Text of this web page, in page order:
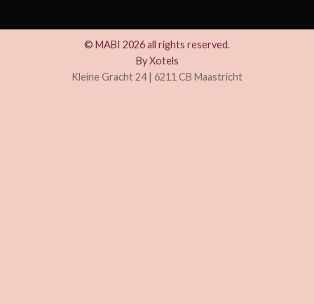
© MABI 2026 all rights reserved.
ByXotels
Kleine Gracht 24 | 6211 CB Maastricht